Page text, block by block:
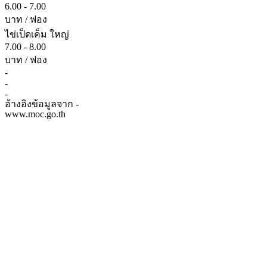
6.00 - 7.00
บาท / ฟอง
ไข่เป็ดเค็ม ใหญ่
7.00 - 8.00
บาท / ฟอง
-
-
-
อ้างอิงข้อมูลจาก -
www.moc.go.th